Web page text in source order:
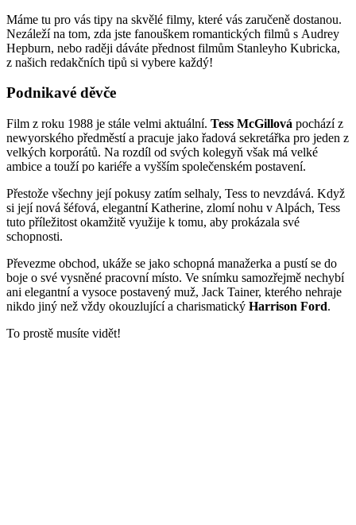
Máme tu pro vás tipy na skvělé filmy, které vás zaručeně dostanou.
Nezáleží na tom, zda jste fanouškem romantických filmů s Audrey
Hepburn, nebo raději dáváte přednost filmům Stanleyho Kubricka,
z našich redakčních tipů si vybere každý!
Podnikavé děvče
Film z roku 1988 je stále velmi aktuální. Tess McGillová pochází z
newyorského předměstí a pracuje jako řadová sekretářka pro jeden z
velkých korporátů. Na rozdíl od svých kolegyň však má velké
ambice a touží po kariéře a vyšším společenském postavení.
Přestože všechny její pokusy zatím selhaly, Tess to nevzdává. Když
si její nová šéfová, elegantní Katherine, zlomí nohu v Alpách, Tess
tuto příležitost okamžitě využije k tomu, aby prokázala své
schopnosti.
Převezme obchod, ukáže se jako schopná manažerka a pustí se do
boje o své vysněné pracovní místo. Ve snímku samozřejmě nechybí
ani elegantní a vysoce postavený muž, Jack Tainer, kterého nehraje
nikdo jiný než vždy okouzlující a charismatický Harrison Ford.
To prostě musíte vidět!